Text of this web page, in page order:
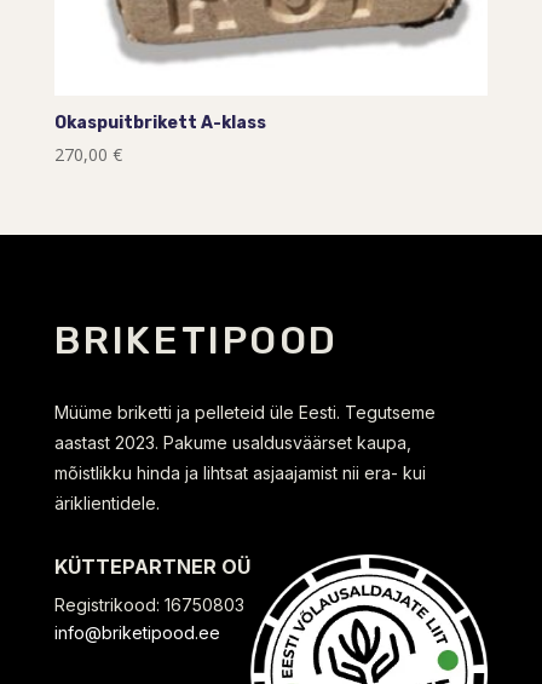
Okaspuitbrikett A-klass
270,00 €
BRIKETIPOOD
Müüme briketti ja pelleteid üle Eesti. Tegutseme
aastast 2023. Pakume usaldusväärset kaupa,
mõistlikku hinda ja lihtsat asjaajamist nii era- kui
äriklientidele.
KÜTTEPARTNER OÜ
Registrikood: 16750803
info@briketipood.ee